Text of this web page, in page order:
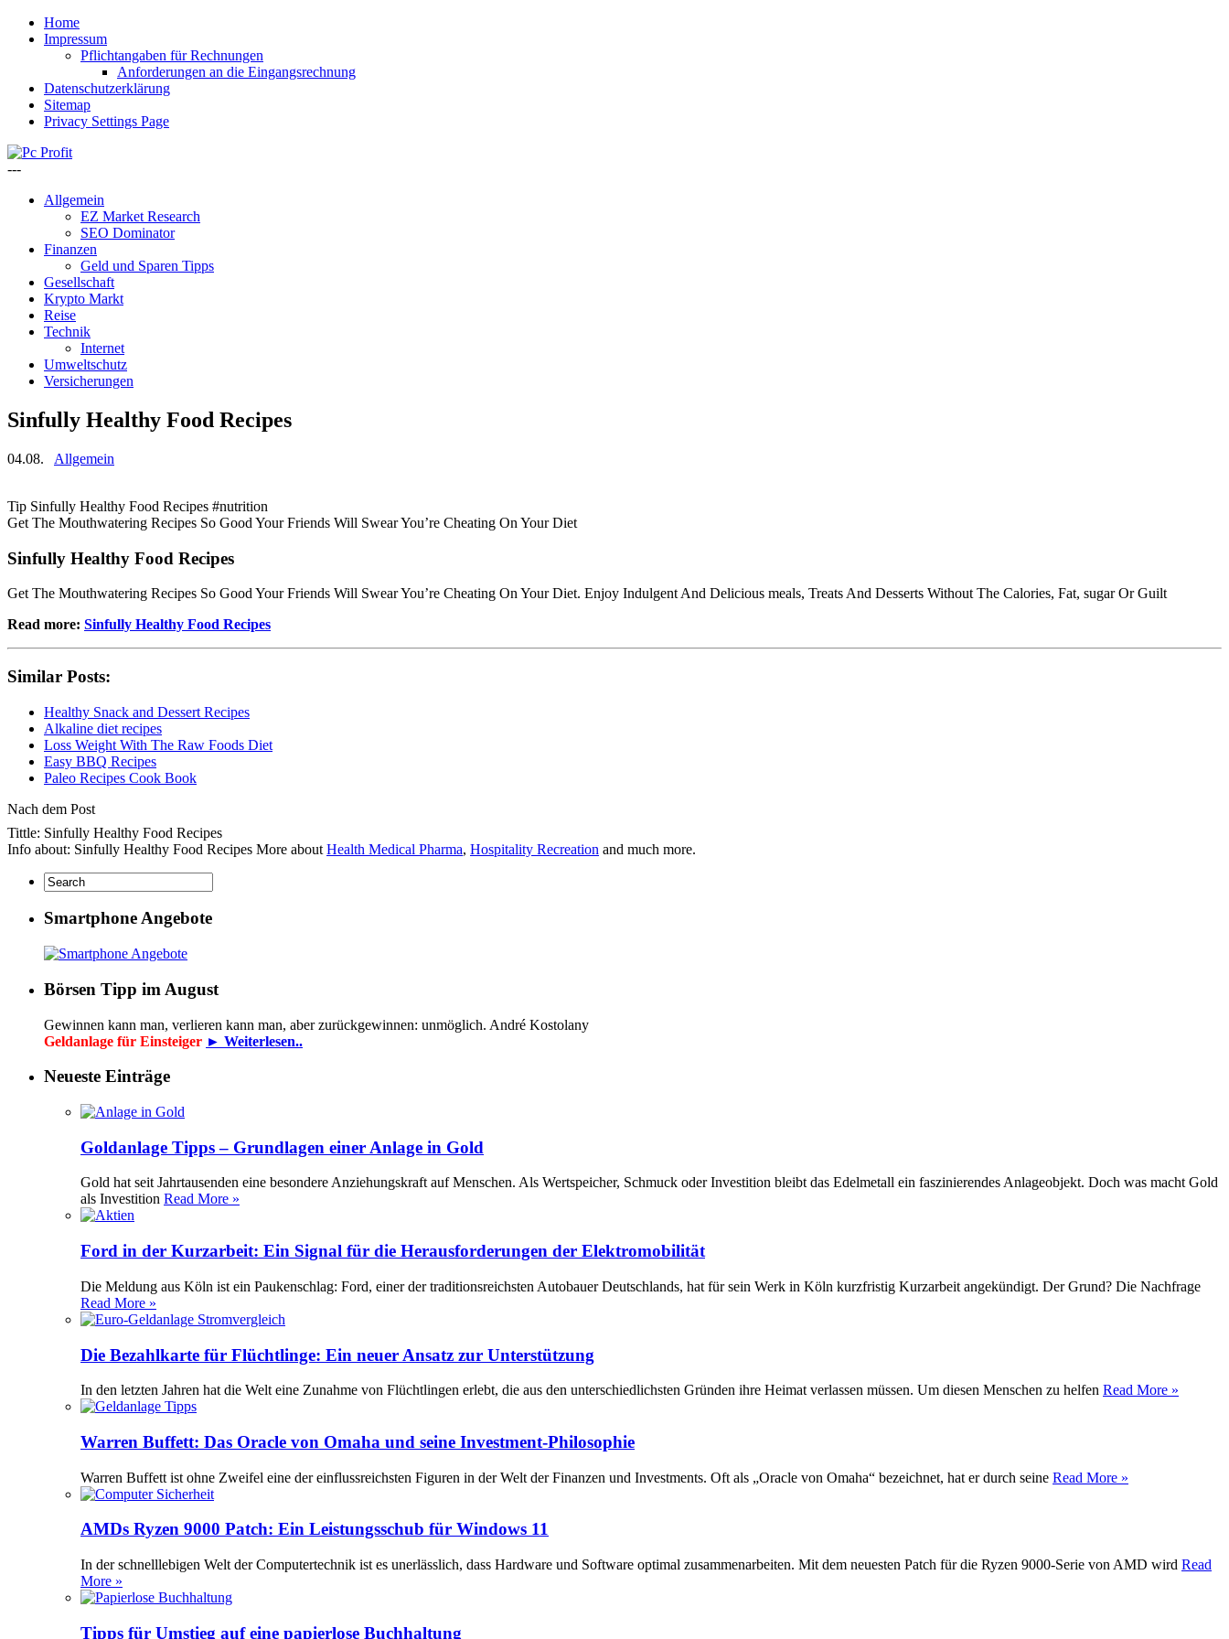
Home
Impressum
Pflichtangaben für Rechnungen
Anforderungen an die Eingangsrechnung
Datenschutzerklärung
Sitemap
Privacy Settings Page
---
Allgemein
EZ Market Research
SEO Dominator
Finanzen
Geld und Sparen Tipps
Gesellschaft
Krypto Markt
Reise
Technik
Internet
Umweltschutz
Versicherungen
Sinfully Healthy Food Recipes
04.08. Allgemein
Tip Sinfully Healthy Food Recipes #nutrition
Get The Mouthwatering Recipes So Good Your Friends Will Swear You’re Cheating On Your Diet
Sinfully Healthy Food Recipes
Get The Mouthwatering Recipes So Good Your Friends Will Swear You’re Cheating On Your Diet. Enjoy Indulgent And Delicious meals, Treats And Desserts Without The Calories, Fat, sugar Or Guilt
Read more: Sinfully Healthy Food Recipes
Similar Posts:
Healthy Snack and Dessert Recipes
Alkaline diet recipes
Loss Weight With The Raw Foods Diet
Easy BBQ Recipes
Paleo Recipes Cook Book
Nach dem Post
Tittle: Sinfully Healthy Food Recipes
Info about: Sinfully Healthy Food Recipes More about Health Medical Pharma, Hospitality Recreation and much more.
Smartphone Angebote
Börsen Tipp im August
Gewinnen kann man, verlieren kann man, aber zurückgewinnen: unmöglich. André Kostolany
Geldanlage für Einsteiger ► Weiterlesen..
Neueste Einträge
Goldanlage Tipps – Grundlagen einer Anlage in Gold
Gold hat seit Jahrtausenden eine besondere Anziehungskraft auf Menschen. Als Wertspeicher, Schmuck oder Investition bleibt das Edelmetall ein faszinierendes Anlageobjekt. Doch was macht Gold
als Investition Read More »
Ford in der Kurzarbeit: Ein Signal für die Herausforderungen der Elektromobilität
Die Meldung aus Köln ist ein Paukenschlag: Ford, einer der traditionsreichsten Autobauer Deutschlands, hat für sein Werk in Köln kurzfristig Kurzarbeit angekündigt. Der Grund? Die Nachfrage
Read More »
Die Bezahlkarte für Flüchtlinge: Ein neuer Ansatz zur Unterstützung
In den letzten Jahren hat die Welt eine Zunahme von Flüchtlingen erlebt, die aus den unterschiedlichsten Gründen ihre Heimat verlassen müssen. Um diesen Menschen zu helfen Read More »
Warren Buffett: Das Oracle von Omaha und seine Investment-Philosophie
Warren Buffett ist ohne Zweifel eine der einflussreichsten Figuren in der Welt der Finanzen und Investments. Oft als „Oracle von Omaha“ bezeichnet, hat er durch seine Read More »
AMDs Ryzen 9000 Patch: Ein Leistungsschub für Windows 11
In der schnelllebigen Welt der Computertechnik ist es unerlässlich, dass Hardware und Software optimal zusammenarbeiten. Mit dem neuesten Patch für die Ryzen 9000-Serie von AMD wird Read
More »
Tipps für Umstieg auf eine papierlose Buchhaltung